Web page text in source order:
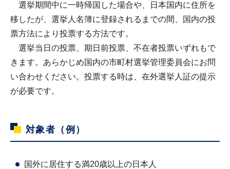
選挙期間中に一時帰国した場合や、日本国内に住所を
移したが、選挙人名簿に登録されるまでの間、国内の投
票方法により投票する方法です。
選挙当日の投票、期日前投票、不在者投票いずれもで
きます。あらかじめ国内の市町村選挙管理委員会にお問
い合わせください。投票する時は、在外選挙人証の提示
が必要です。
対象者（例）
国外に居住する満20歳以上の日本人